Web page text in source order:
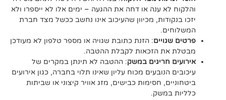
ענה או דחה את ההגעה – ימים אלו לא ייספרו ולא
מכיוון שהעיכוב אינו נחשב ככשל מצד חברת
: הזנת כתובת שגויה או מספר טלפון לא מעודכן
הזכאות לקבלת ההטבה.
חריגים במשק: ההטבה לא תינתן במקרים של
מכוח עליון שאינו תלוי בחברה, כגון אירועים
חסימות כבישים, מזג אוויר קיצוני או שביתות